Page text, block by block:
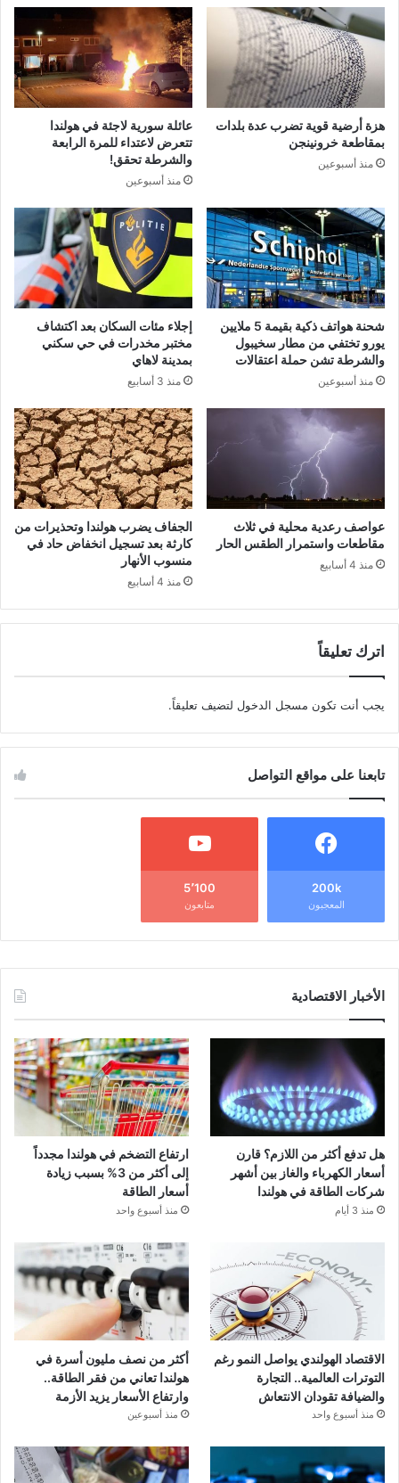
هزة أرضية قوية تضرب عدة بلدات
بمقاطعة خرونينجن
منذ أسبوعين
عائلة سورية لاجئة في هولندا
تتعرض لاعتداء للمرة الرابعة
والشرطة تحقق!
منذ أسبوعين
شحنة هواتف ذكية بقيمة 5 ملايين
يورو تختفي من مطار سخيبول
والشرطة تشن حملة اعتقالات
منذ أسبوعين
إجلاء مئات السكان بعد اكتشاف
مختبر مخدرات في حي سكني
بمدينة لاهاي
منذ 3 أسابيع
عواصف رعدية محلية في ثلاث
مقاطعات واستمرار الطقس الحار
منذ 4 أسابيع
الجفاف يضرب هولندا وتحذيرات من
كارثة بعد تسجيل انخفاض حاد في
منسوب الأنهار
منذ 4 أسابيع
اترك تعليقاً
يجب أنت تكون مسجل الدخول لتضيف تعليقاً.
تابعنا على مواقع التواصل
200k
المعجبون
5٬100
متابعون
الأخبار الاقتصادية
هل تدفع أكثر من اللازم؟ قارن
أسعار الكهرباء والغاز بين أشهر
شركات الطاقة في هولندا
منذ 3 أيام
ارتفاع التضخم في هولندا مجدداً
إلى أكثر من 3% بسبب زيادة
أسعار الطاقة
منذ أسبوع واحد
الاقتصاد الهولندي يواصل النمو رغم
التوترات العالمية.. التجارة
والضيافة تقودان الانتعاش
منذ أسبوع واحد
أكثر من نصف مليون أسرة في
هولندا تعاني من فقر الطاقة..
وارتفاع الأسعار يزيد الأزمة
منذ أسبوعين